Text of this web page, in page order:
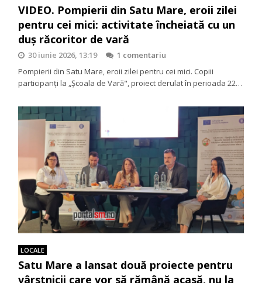
VIDEO. Pompierii din Satu Mare, eroii zilei
pentru cei mici: activitate încheiată cu un
duș răcoritor de vară
30 iunie 2026, 13:19
1 comentariu
Pompierii din Satu Mare, eroii zilei pentru cei mici. Copiii
participanți la „Școala de Vară", proiect derulat în perioada 22…
LOCALE
Satu Mare a lansat două proiecte pentru
vârstnicii care vor să rămână acasă, nu la